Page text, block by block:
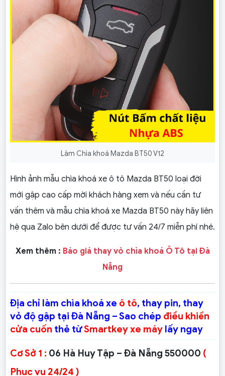
Làm Chìa khoá Mazda BT50 V12
Hình ảnh mẫu chìa khoá xe ô tô Mazda BT50 loại đời
mới gập cao cấp mời khách hàng xem và nếu cần tư
vấn thêm và mẫu chìa khoá xe Mazda BT50 này hãy liên
hệ qua Zalo bên dưới để được tư vấn 24/7 miễn phí nhé.
Xem thêm : Báo giá thay vỏ chìa khoá Ô Tô tại Đà
Nẵng
Địa chỉ làm chìa khoá xe ô tô, thay pin, thay
vỏ độ gập tại Đà Nẵng – Sao chép điều khiển
cửa cuốn thẻ từSmartkey xe máy lấy ngay
Cơ Sở 1 : 06 Hà Huy Tập – Đà Nẵng 550000 (
Phục vụ 24/24 )